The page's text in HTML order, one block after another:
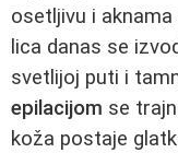
osetljivu i
lica danas se
svetlijoj puti i
epilacijom se
koža postaje